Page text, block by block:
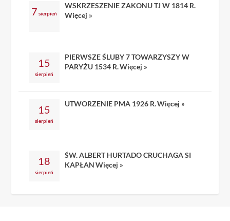
7 sierpień
WSKRZESZENIE ZAKONU TJ W 1814 R.
Więcej »
15
sierpień
PIERWSZE ŚLUBY 7 TOWARZYSZY W
PARYŻU 1534 R.Więcej »
15
sierpień
UTWORZENIE PMA 1926 R.Więcej »
18
sierpień
ŚW. ALBERT HURTADO CRUCHAGA SI
KAPŁAN Więcej »